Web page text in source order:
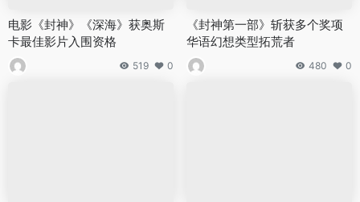
电影《封神》《深海》获奥斯
卡最佳影片入围资格
519 0
《封神第一部》斩获多个奖项
华语幻想类型拓荒者
480 0